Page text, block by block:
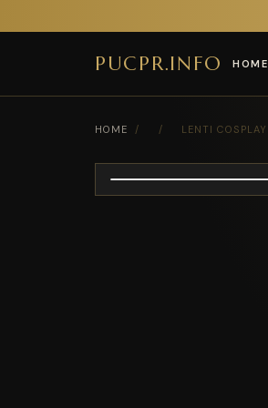
PUCPR.INFO HOME
HOME / / LENTI